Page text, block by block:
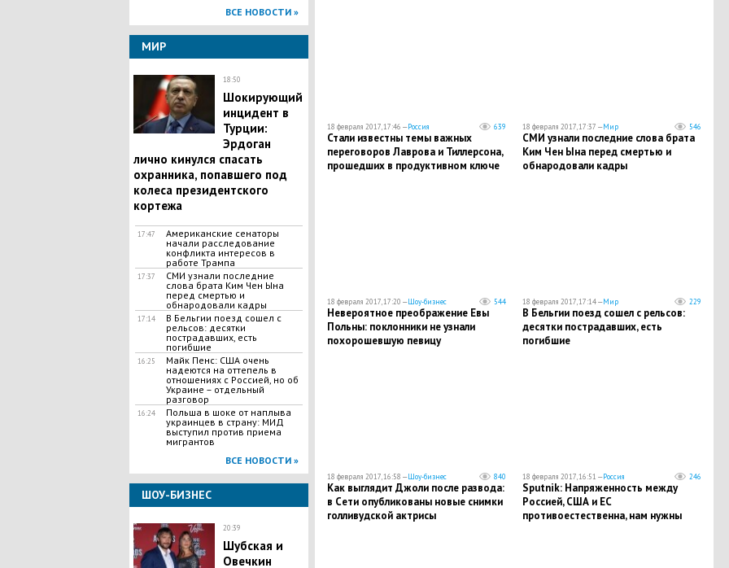
ВСЕ НОВОСТИ »
МИР
18:50
​Шокирующий
инцидент в
Турции:
Эрдоган
лично кинулся спасать
охранника, попавшего под
колеса президентского
кортежа
17:47
Американские сенаторы
начали расследование
конфликта интересов в
работе Трампа
17:37
СМИ узнали последние
слова брата Ким Чен Ына
перед смертью и
обнародовали кадры
17:14
В Бельгии поезд сошел с
рельсов: десятки
пострадавших, есть
погибшие
16:25
Майк Пенс: США очень
надеются на оттепель в
отношениях с Россией, но об
Украине – отдельный
разговор
16:24
Польша в шоке от наплыва
украинцев в страну: МИД
выступил против приема
мигрантов
ВСЕ НОВОСТИ »
ШОУ-БИЗНЕС
20:39
Шубская и
Овечкин
18 февраля 2017, 17:46 —Россия 639
Стали известны темы важных
переговоров Лаврова и Тиллерсона,
прошедших в продуктивном ключе
18 февраля 2017, 17:37 —Мир 546
СМИ узнали последние слова брата
Ким Чен Ына перед смертью и
обнародовали кадры
18 февраля 2017, 17:20 —Шоу-бизнес 544
Невероятное преображение Евы
Польны: поклонники не узнали
похорошевшую певицу
18 февраля 2017, 17:14 —Мир 229
В Бельгии поезд сошел с рельсов:
десятки пострадавших, есть
погибшие
18 февраля 2017, 16:58 —Шоу-бизнес 840
Как выглядит Джоли после развода:
в Сети опубликованы новые снимки
голливудской актрисы
18 февраля 2017, 16:51 —Россия 246
Sputnik: Напряженность между
Россией, США и ЕС
противоестественна, нам нужны